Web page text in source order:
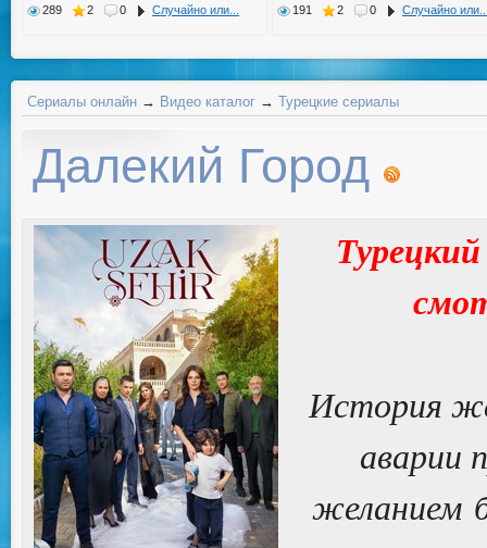
289 2 0 Случайно или... 191 2 0 Случайно
Сериалы онлайн → Видео каталог → Турецкие сериалы
Далекий Город
История
аварии
желанием